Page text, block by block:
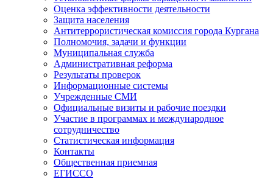
Оценка эффективности деятельности
Защита населения
Антитеррористическая комиссия города Кургана
Полномочия, задачи и функции
Муниципальная служба
Административная реформа
Результаты проверок
Информационные системы
Учрежденные СМИ
Официальные визиты и рабочие поездки
Участие в программах и международное
сотрудничество
Статистическая информация
Контакты
Общественная приемная
ЕГИССО